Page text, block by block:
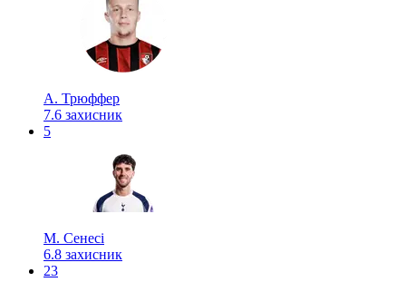
А. Трюффер
7.6 захисник
5
М. Сенесі
6.8 захисник
23